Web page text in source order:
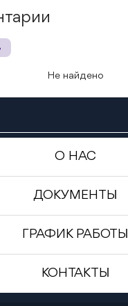
Не найдено
О НАС
ДОКУМЕНТЫ
ГРАФИК РАБОТЫ
КОНТАКТЫ